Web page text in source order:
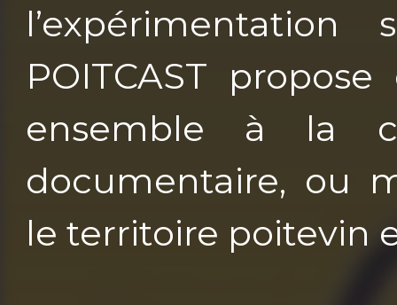
POITCAST
ensemble à la
documentaire, ou
le territoire poitevin